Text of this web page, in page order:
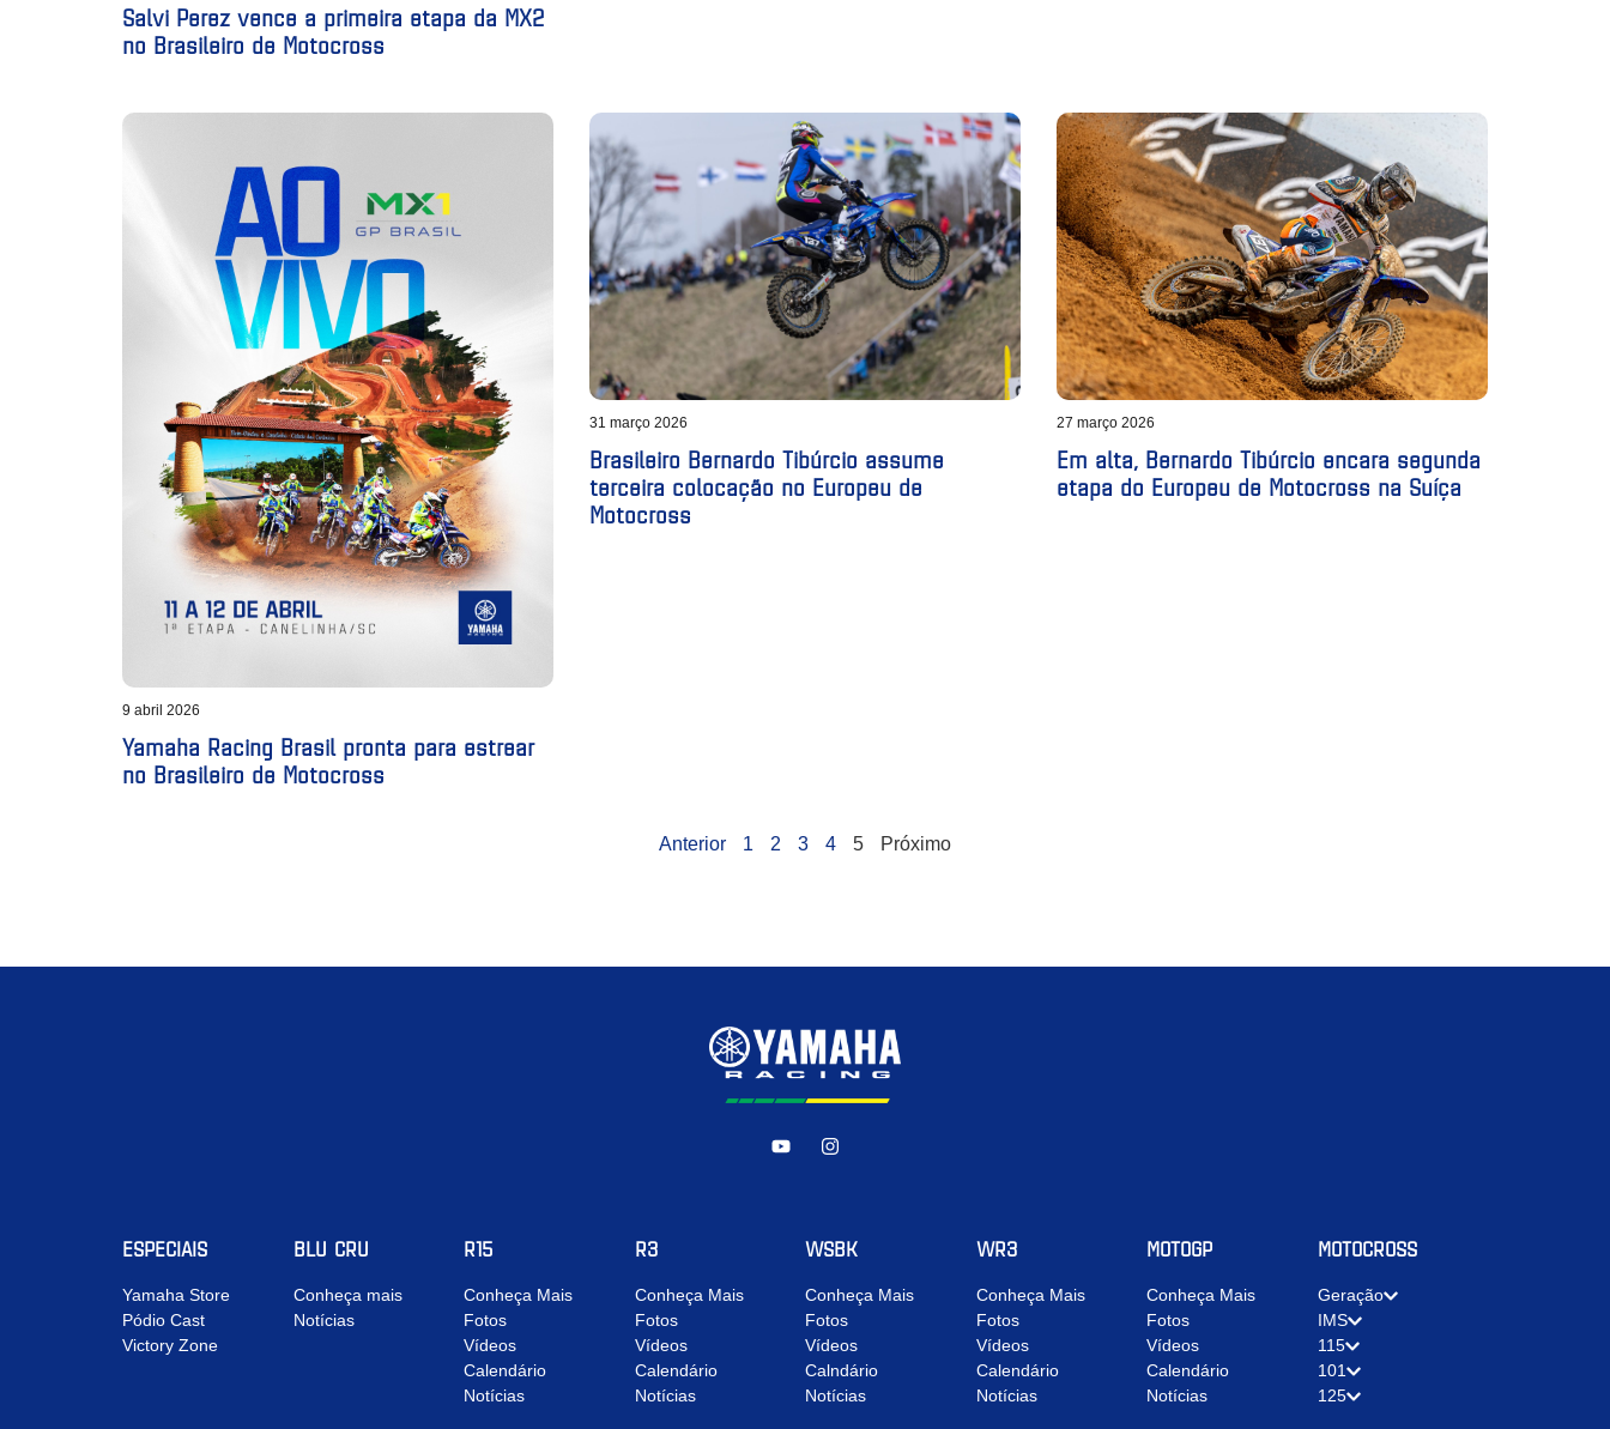
Salvi Perez vence a primeira etapa da MX2
no Brasileiro de Motocross
9 abril 2026
Yamaha Racing Brasil pronta para estrear
no Brasileiro de Motocross
31 março 2026
Brasileiro Bernardo Tibúrcio assume
terceira colocação no Europeu de
Motocross
27 março 2026
Em alta, Bernardo Tibúrcio encara segunda
etapa do Europeu de Motocross na Suíça
Anterior 1 2 3 4 5 Próximo
ESPECIAIS
Yamaha Store
Pódio Cast
Victory Zone
BLU CRU
Conheça mais
Notícias
R15
Conheça Mais
Fotos
Vídeos
Calendário
Notícias
R3
Conheça Mais
Fotos
Vídeos
Calendário
Notícias
WSBK
Conheça Mais
Fotos
Vídeos
Calndário
Notícias
WR3
Conheça Mais
Fotos
Vídeos
Calendário
Notícias
MOTOGP
Conheça Mais
Fotos
Vídeos
Calendário
Notícias
MOTOCROSS
Geração
IMS
115
101
125